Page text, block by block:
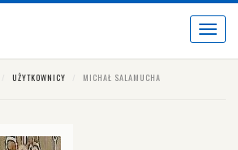
Toggle
UŻYTKOWNICY MICHAŁ SALAMUCHA